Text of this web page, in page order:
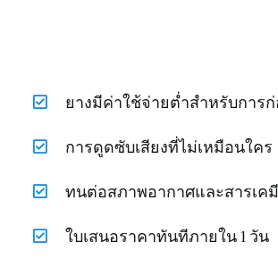
ยางมีค่าใช้จ่ายต่ำสำหรับการก่
การดูดซับเสียงที่ไม่เหมือนใคร
ทนต่อสภาพอากาศและสารเคมี
ใบเสนอราคาทันทีภายใน 1 วัน